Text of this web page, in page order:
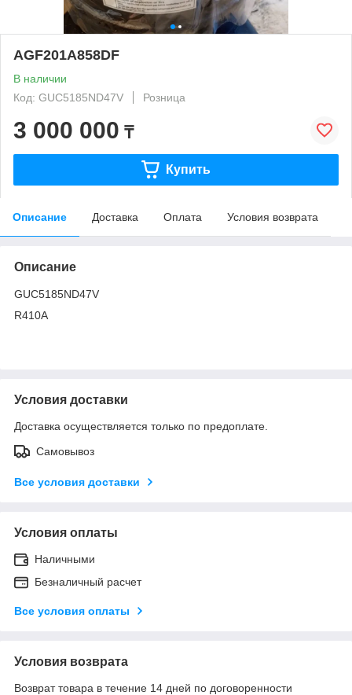
AGF201A858DF
В наличии
Код: GUC5185ND47V
Розница
3 000 000 ₸
Купить
Описание Доставка Оплата Условия возврата
Описание
GUC5185ND47V
R410A
Условия доставки
Доставка осуществляется только по предоплате.
Самовывоз
Все условия доставки
Условия оплаты
Наличными
Безналичный расчет
Все условия оплаты
Условия возврата
Возврат товара в течение 14 дней по договоренности